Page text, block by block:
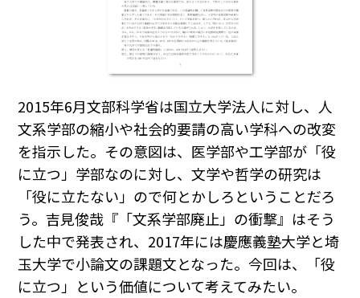
2015年6月文部科学省は国立大学法人に対し、人
文系学部の縮小や社会的要請の高い学科への改変
を指示した。その意図は、医学部や工学部が「役
に立つ」学部なのに対し、文学や哲学の研究は
「役に立たない」ので何とかしろということだろ
う。吉見俊哉『「文系学部廃止」の衝撃』はそう
した中で発表され、2017年には慶應義塾大学と埼
玉大学で小論文の課題文となった。今回は、「役
に立つ」という価値について考えてみたい。